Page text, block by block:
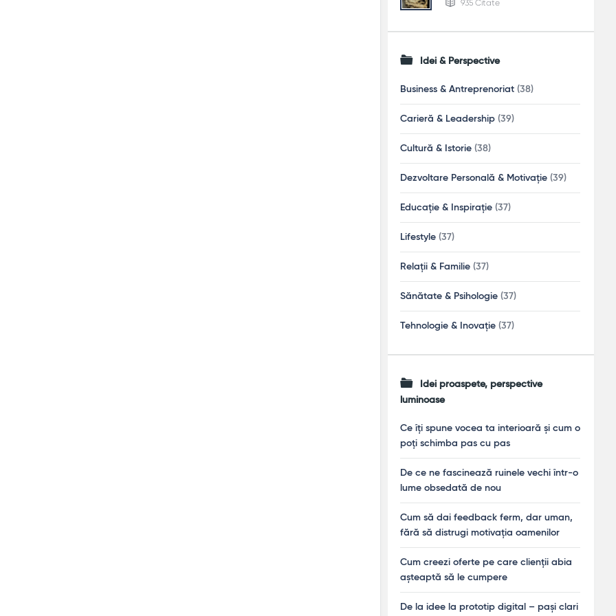
935 Citate
Idei & Perspective
Business & Antreprenoriat (38)
Carieră & Leadership (39)
Cultură & Istorie (38)
Dezvoltare Personală & Motivație (39)
Educație & Inspirație (37)
Lifestyle (37)
Relații & Familie (37)
Sănătate & Psihologie (37)
Tehnologie & Inovație (37)
Idei proaspete, perspective
luminoase
Ce îți spune vocea ta interioară și cum o
poți schimba pas cu pas
De ce ne fascinează ruinele vechi într-o
lume obsedată de nou
Cum să dai feedback ferm, dar uman,
fără să distrugi motivația oamenilor
Cum creezi oferte pe care clienții abia
așteaptă să le cumpere
De la idee la prototip digital – pași clari